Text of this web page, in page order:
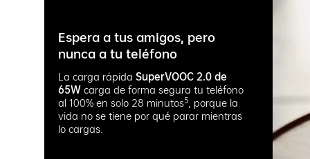
Espera a tus amigos, pero
nunca a tu teléfono
La carga rápida SuperVOOC 2.0 de
65W carga de forma segura tu teléfono
al 100% en solo 28 minutos5
, porque la
vida no se tiene por qué parar mientras
lo cargas.